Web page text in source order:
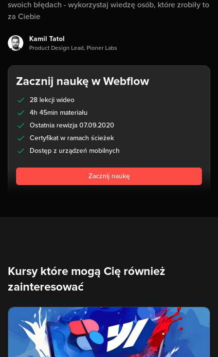
swoich błędach - wykorzystaj wiedzę osób, które zrobiły to
za Ciebie
Kamil Tatol
Product Design Lead, Pioner Labs
Zacznij naukę w Webflow
28 lekcji wideo
4h 45min materiału
Ostatnia rewizja 07.09.2020
Certyfikat w ramach ścieżek
Dostęp z urządzeń mobilnych
Zacznij naukę
Kursy które mogą Cię również
zainteresować